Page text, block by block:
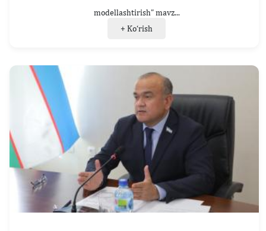
modellashtirish” mavz...
+ Ko‘rish